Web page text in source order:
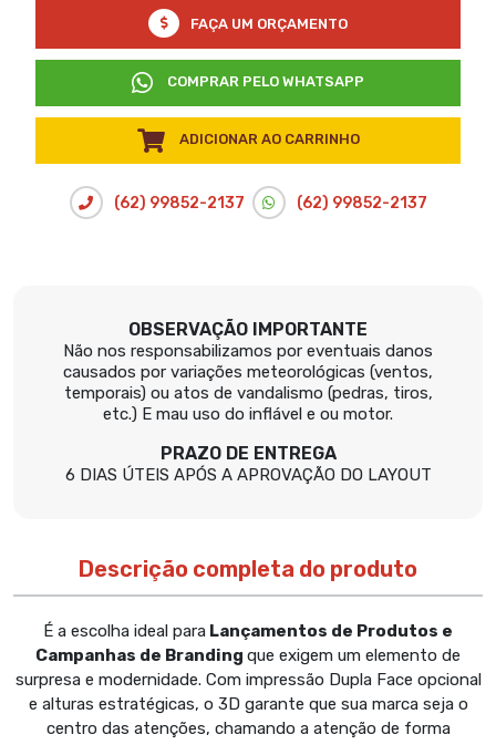
FAÇA UM ORÇAMENTO
COMPRAR PELO WHATSAPP
ADICIONAR AO CARRINHO
(62) 99852-2137 (62) 99852-2137
OBSERVAÇÃO IMPORTANTE
Não nos responsabilizamos por eventuais danos
causados por variações meteorológicas (ventos,
temporais) ou atos de vandalismo (pedras, tiros,
etc.) E mau uso do inflável e ou motor.
PRAZO DE ENTREGA
6 DIAS ÚTEIS APÓS A APROVAÇÃO DO LAYOUT
Descrição completa do produto
É a escolha ideal para Lançamentos de Produtos e
Campanhas de Branding que exigem um elemento de
surpresa e modernidade. Com impressão Dupla Face opcional
e alturas estratégicas, o 3D garante que sua marca seja o
centro das atenções, chamando a atenção de forma